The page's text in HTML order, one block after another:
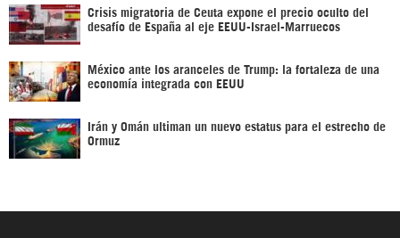
Crisis migratoria de Ceuta expone el precio oculto del
desafío de España al eje EEUU-Israel-Marruecos
México ante los aranceles de Trump: la fortaleza de una
economía integrada con EEUU
Irán y Omán ultiman un nuevo estatus para el estrecho de
Ormuz